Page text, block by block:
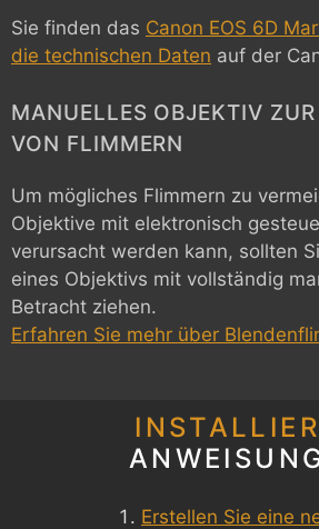
Sie finden das Canon EOS 6D
die technischen Daten auf der
MANUELLES OBJEKTIV
VON FLIMMERN
Um mögliches Flimmern zu
Objektive mit elektronisch
verursacht werden kann, sollten
eines Objektivs mit vollständig
Betracht ziehen.
Erfahren Sie mehr über
Erstellen Sie eine